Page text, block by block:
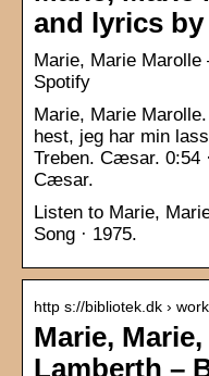
and lyrics
Marie, Marie
Spotify
Marie, Marie
hest, jeg har min
Treben. Cæsar. 0:54
Cæsar.
Listen to Marie,
Song · 1975.
http s://bibliotek.dk ›
Marie,
Lamberth –